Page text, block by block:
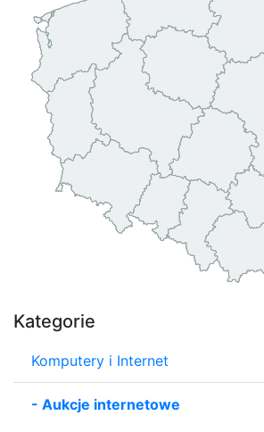
Kategorie
Komputery i Internet
- Aukcje internetowe